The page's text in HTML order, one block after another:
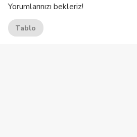
Yorumlarınızı bekleriz!
Tablo